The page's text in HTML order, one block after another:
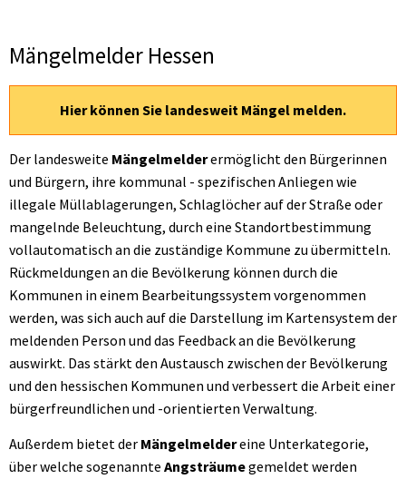
Mängelmelder
Hessen
Mängelmelder Hessen
Hier können Sie landesweit Mängel melden.
Der landesweite Mängelmelderermöglicht den Bürgerinnen
und Bürgern, ihre kommunal - spezifischen Anliegen wie
illegale Müllablagerungen, Schlaglöcher auf der Straße oder
mangelnde Beleuchtung, durch eine Standortbestimmung
vollautomatisch an die zuständige Kommune zu übermitteln.
Rückmeldungen an die Bevölkerung können durch die
Kommunen in einem Bearbeitungssystem vorgenommen
werden, was sich auch auf die Darstellung im Kartensystem der
meldenden Person und das Feedback an die Bevölkerung
auswirkt. Das stärkt den Austausch zwischen der Bevölkerung
und den hessischen Kommunen und verbessert die Arbeit einer
bürgerfreundlichen und -orientierten Verwaltung.
Außerdem bietet der Mängelmeldereine Unterkategorie,
über welche sogenannte Angsträumegemeldet werden